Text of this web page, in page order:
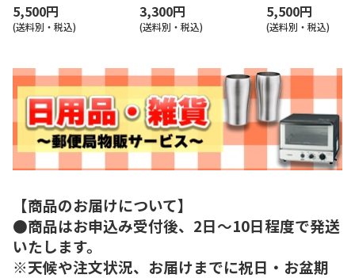
5,500円
(送料別・税込)
3,300円
(送料別・税込)
5,500円
(送料別・税込)
【商品のお届けについて】
●商品はお申込み受付後、2日～10日程度で発送
いたします。
※天候や注文状況、お届けまでに祝日・お盆期